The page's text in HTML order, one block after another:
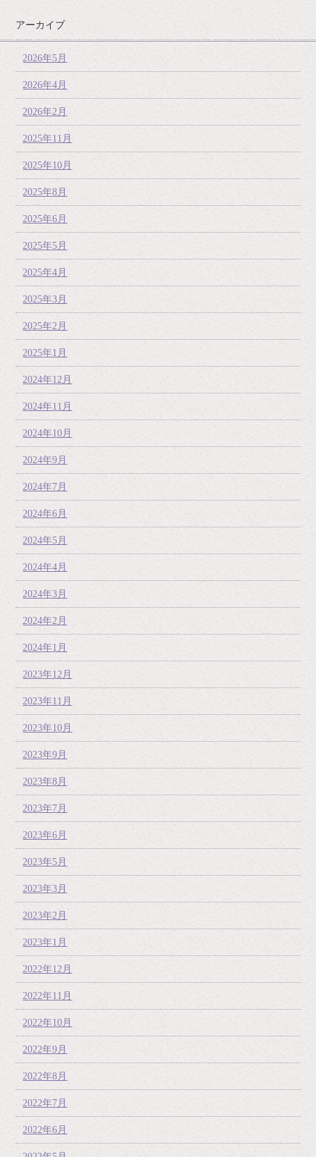
アーカイブ
2026年5月
2026年4月
2026年2月
2025年11月
2025年10月
2025年8月
2025年6月
2025年5月
2025年4月
2025年3月
2025年2月
2025年1月
2024年12月
2024年11月
2024年10月
2024年9月
2024年7月
2024年6月
2024年5月
2024年4月
2024年3月
2024年2月
2024年1月
2023年12月
2023年11月
2023年10月
2023年9月
2023年8月
2023年7月
2023年6月
2023年5月
2023年3月
2023年2月
2023年1月
2022年12月
2022年11月
2022年10月
2022年9月
2022年8月
2022年7月
2022年6月